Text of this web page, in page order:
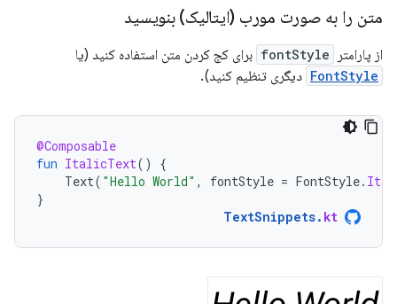
متن را به صورت مورب (ایتالیک) بنویسید
از پارامتر fontStyle برای کج کردن متن استفاده کنید (یا
FontStyle دیگری تنظیم کنید).
@Composable
fun ItalicText()
{
Text( "Hello World" , fontStyle = FontStyle.
}
TextSnippets. kt